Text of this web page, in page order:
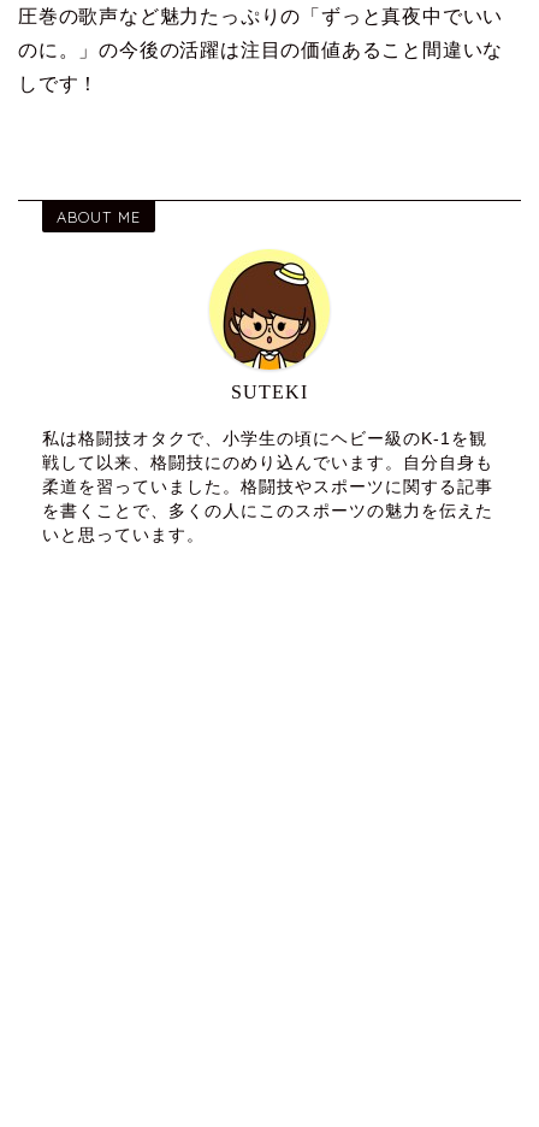
圧巻の歌声など魅力たっぷりの「ずっと真夜中でいい
のに。」の今後の活躍は注目の価値あること間違いな
しです！
ABOUT ME
SUTEKI
私は格闘技オタクで、小学生の頃にヘビー級のK-1を観
戦して以来、格闘技にのめり込んでいます。自分自身も
柔道を習っていました。格闘技やスポーツに関する記事
を書くことで、多くの人にこのスポーツの魅力を伝えた
いと思っています。